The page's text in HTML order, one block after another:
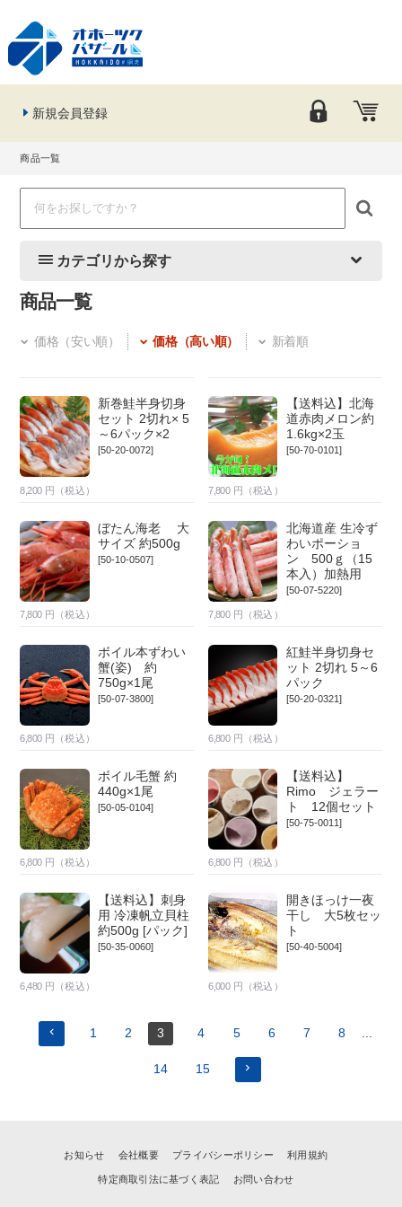
新規会員登録
商品一覧
カテゴリから探す
商品一覧
価格（安い順） 価格（高い順） 新着順
新巻鮭半身切身
セット 2切れ× 5
～6パック×2
[50-20-0072]
8,200 円（税込）
【送料込】北海
道赤肉メロン約
1.6kg×2玉
[50-70-0101]
7,800 円（税込）
ぼたん海老 大
サイズ 約500g
[50-10-0507]
7,800 円（税込）
北海道産 生冷ず
わいポーショ
ン 500ｇ（15
本入）加熱用
[50-07-5220]
7,800 円（税込）
ボイル本ずわい
蟹(姿) 約
750g×1尾
[50-07-3800]
6,800 円（税込）
紅鮭半身切身セ
ット 2切れ 5～6
パック
[50-20-0321]
6,800 円（税込）
ボイル毛蟹 約
440g×1尾
[50-05-0104]
6,800 円（税込）
【送料込】
Rimo ジェラー
ト 12個セット
[50-75-0011]
6,800 円（税込）
【送料込】刺身
用 冷凍帆立貝柱
約500g [パック]
[50-35-0060]
6,480 円（税込）
開きほっけ一夜
干し 大5枚セッ
ト
[50-40-5004]
6,000 円（税込）
1 2 3 4 5 6 7 8 ...
14 15
お知らせ 会社概要 プライバシーポリシー 利用規約
特定商取引法に基づく表記 お問い合わせ